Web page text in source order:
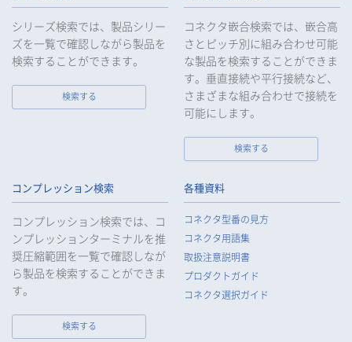
シリーズ検索では、製品シリー
ズを一覧で確認しながら製品を
検索することができます。
検索する
コネクタ嵌合検索では、嵌合高
さとピッチ別に組み合わせ可能
な製品を検索することができま
す。垂直接続や平行接続など、
さまざまな組み合わせで接続を
可能にします。
検索する
コンプレッション検索
コンプレッション検索では、コ
ンプレッションターミナルを推
奨圧縮範囲を一覧で確認しなが
ら製品を検索することができま
す。
検索する
各種資料
コネクタ型番の見方
コネクタ用語集
取扱注意説明書
プロダクトガイド
コネクタ選択ガイド